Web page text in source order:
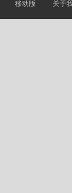
移动版 关于